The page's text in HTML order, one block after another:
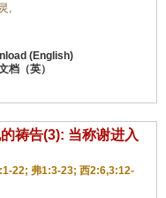
,
祷告(3): 当称谢进入
22; 弗1:3-23; 西2:6,3:12-